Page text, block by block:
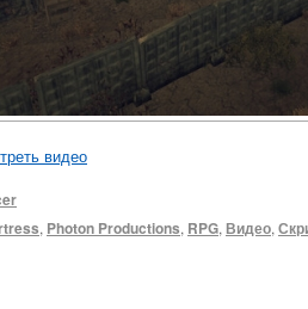
видео
, Photon Productions, RPG, Видео,